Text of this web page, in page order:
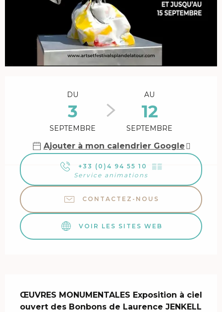
DU
3
SEPTEMBRE
AU
12
SEPTEMBRE
Ajouter à mon calendrier Google
+33 (0)4 94 55 10 ▒▒
Service animations
CONTACTEZ-NOUS
VOIR LES SITES WEB
ŒUVRES MONUMENTALES Exposition à ciel
ouvert des Bonbons de Laurence JENKELL